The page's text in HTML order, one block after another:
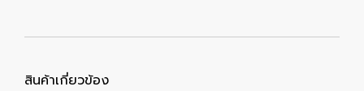
สินค้าเกี่ยวข้อง